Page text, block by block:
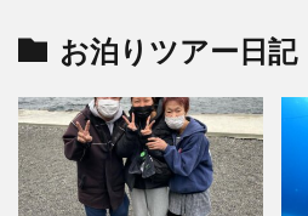
お泊りツアー日記